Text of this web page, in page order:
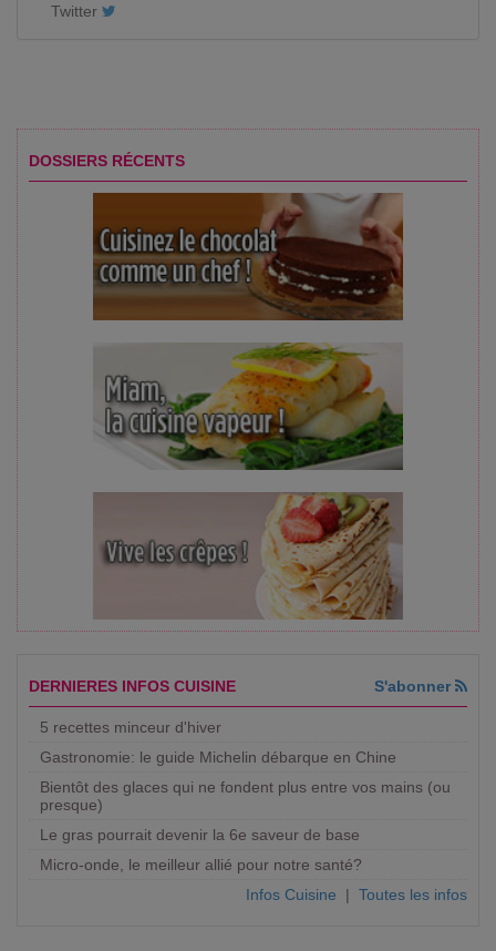
Twitter
DOSSIERS RÉCENTS
DERNIERES INFOS CUISINE S'abonner
5 recettes minceur d'hiver
Gastronomie: le guide Michelin débarque en Chine
Bientôt des glaces qui ne fondent plus entre vos mains (ou
presque)
Le gras pourrait devenir la 6e saveur de base
Micro-onde, le meilleur allié pour notre santé?
Infos Cuisine | Toutes les infos